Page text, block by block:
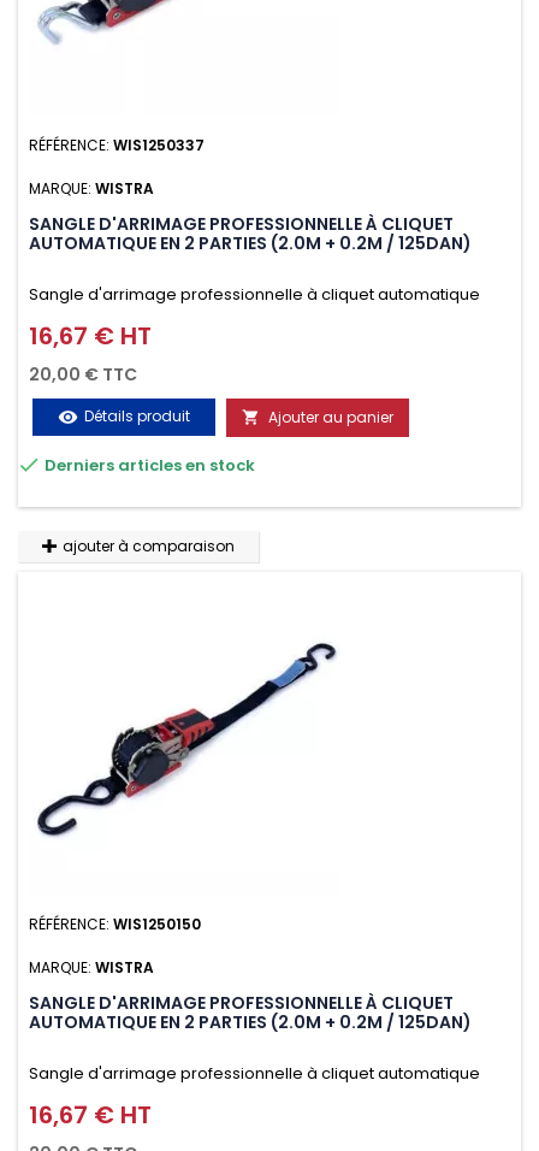
RÉFÉRENCE: WIS1250337
MARQUE: WISTRA
SANGLE D'ARRIMAGE PROFESSIONNELLE À CLIQUET
AUTOMATIQUE EN 2 PARTIES (2.0M + 0.2M / 125DAN)
Sangle d'arrimage professionnelle à cliquet automatique
avec crochet deux doigts soudés en J en 2 parties (2.0M +
0.2M / 125daN), simple et rapide d'utilisation. Permet
d'arrimer et de sécuriser vos chargements pendant le
transport. Matière polyester très résistante aux UV et aux
variations de températures, n'absorbe pas l'eau.
Prix
16,67 € HT
20,00 € TTC
visibility Détails produit  Ajouter au panier
 Derniers articles en stock
ajouter à comparaison
RÉFÉRENCE: WIS1250150
MARQUE: WISTRA
SANGLE D'ARRIMAGE PROFESSIONNELLE À CLIQUET
AUTOMATIQUE EN 2 PARTIES (2.0M + 0.2M / 125DAN)
Sangle d'arrimage professionnelle à cliquet automatique
avec crochet S en 2 parties (2.0M + 0.2M / 125daN), simple et
rapide d'utilisation. Permet d'arrimer et de sécuriser
Prix
16,67 € HT